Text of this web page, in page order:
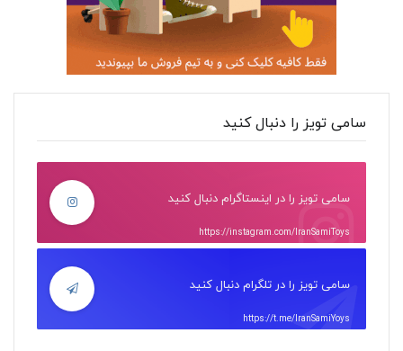
سامی تویز را دنبال کنید
سامی تویز را در اینستاگرام دنبال کنید
https://instagram.com/IranSamiToys
سامی تویز را در تلگرام دنبال کنید
https://t.me/IranSamiYoys